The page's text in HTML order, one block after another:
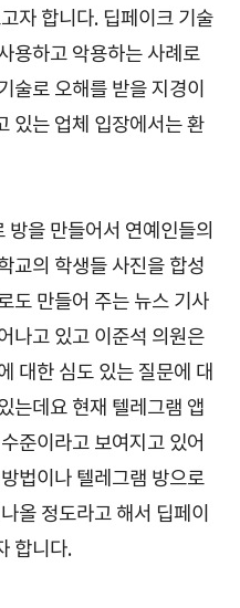
자 합니다. 딥페이크 기술
용하고 악용하는 사례로
술로 오해를 받을 지경이
있는 업체 입장에서는 환
을 만들어서 연예인들의
교의 학생들 사진을 합성
도 만들어 주는 뉴스 기사
나고 있고 이준석 의원은
대한 심도 있는 질문에 대
는데요 현재 텔레그램 앱
준이라고 보여지고 있어
법이나 텔레그램 방으로
올 정도라고 해서 딥페이
합니다.